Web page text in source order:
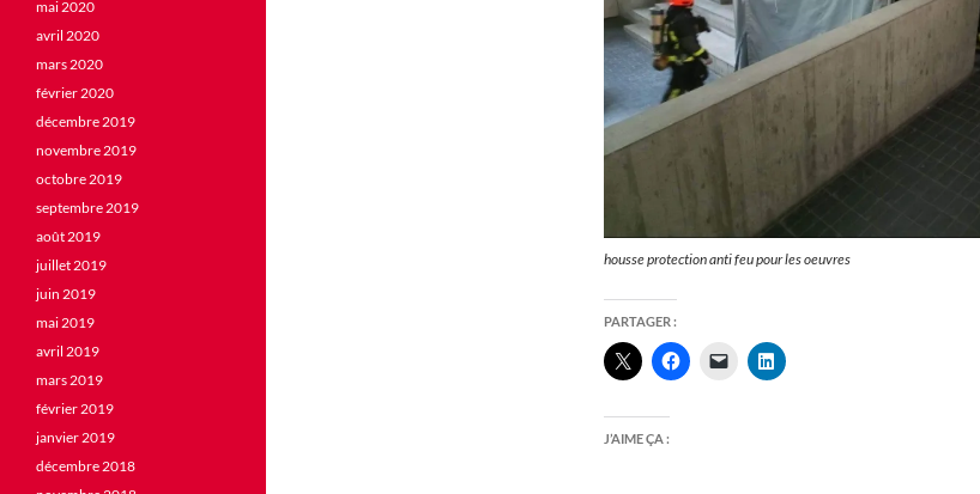
housse protection anti feu pour les oeuvres
PARTAGER :
J’AIME ÇA :
mai 2020
avril 2020
mars 2020
février 2020
décembre 2019
novembre 2019
octobre 2019
septembre 2019
août 2019
juillet 2019
juin 2019
mai 2019
avril 2019
mars 2019
février 2019
janvier 2019
décembre 2018